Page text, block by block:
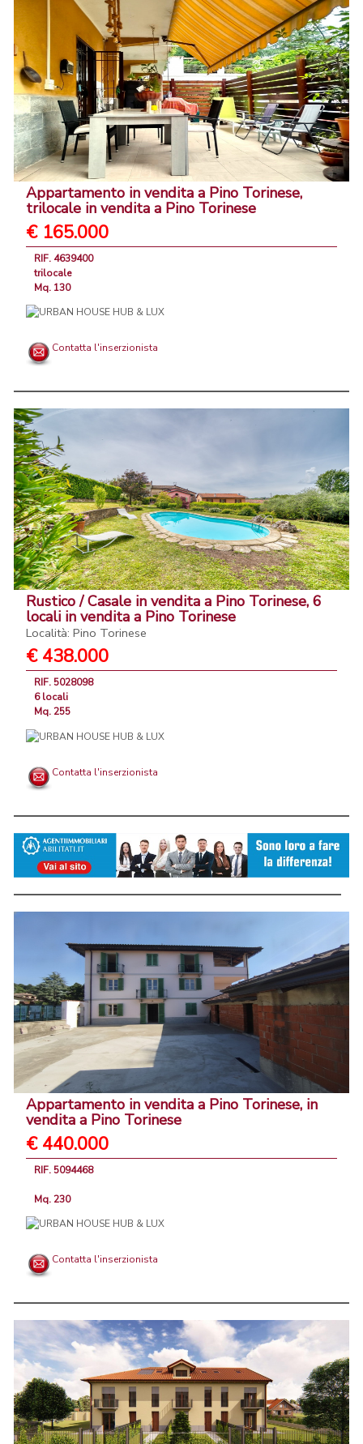
Appartamento in vendita a Pino Torinese,
trilocale in vendita a Pino Torinese
€ 165.000
RIF. 4639400
trilocale
Mq. 130
Contatta l'inserzionista
Rustico / Casale in vendita a Pino Torinese, 6
locali in vendita a Pino Torinese
Località: Pino Torinese
€ 438.000
RIF. 5028098
6 locali
Mq. 255
Contatta l'inserzionista
Appartamento in vendita a Pino Torinese, in
vendita a Pino Torinese
€ 440.000
RIF. 5094468
Mq. 230
Contatta l'inserzionista